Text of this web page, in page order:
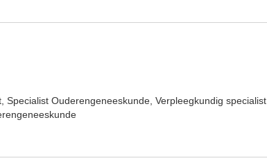
Specialist Ouderengeneeskunde, Verpleegkundig specialist